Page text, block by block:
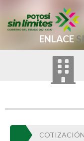
ENLACE
COTIZACIÓN